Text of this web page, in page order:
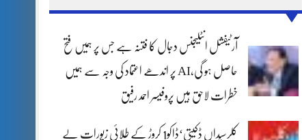
آرٹیفشل انٹلیجنس دجال کا فتنہ ہے جس پر ہمیں فتح
حاصل ہو گی،AI پر اندھے اعتماد کی وجہ سے ہمیں
خطرات لاحق ہیں پروفیسر احمد رفیق
کلرسیداں ڈکیتی‘ڈاکو1 کروڑ کے طلائی زیورات لے